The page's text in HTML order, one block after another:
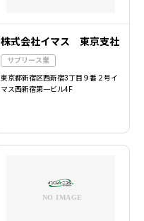
株式会社イマス 東京支社
サブリース業
東京都新宿区西新宿3丁目９番２号イ
マス西新宿第一ビル4F